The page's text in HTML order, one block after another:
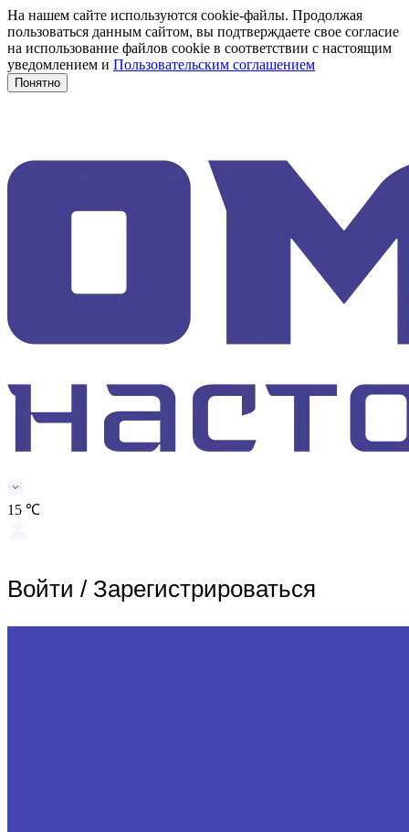
На нашем сайте используются cookie-файлы. Продолжая
пользоваться данным сайтом, вы подтверждаете свое согласие
на использование файлов cookie в соответствии с настоящим
уведомлением и Пользовательским соглашением
Понятно
15 ℃
Войти / Зарегистрироваться